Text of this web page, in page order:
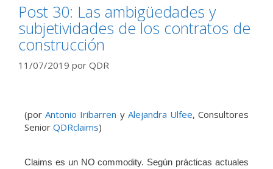
Post 30: Las ambigüedades y
subjetividades de los contratos de
construcción
11/07/2019 por QDR
(porAntonio Iribarren y Alejandra Ulfee, Consultores
Senior QDRclaims)
Claims es un NO commodity. Según prácticas actuales